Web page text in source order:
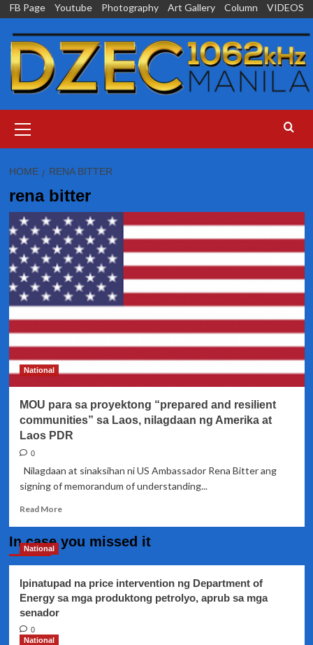
Skip
content
FB Page Youtube Photography Art Gallery Column VIDEOS
Menu
HOME RENA BITTER
rena bitter
National
MOU para sa proyektong “prepared and resilient
communities” sa Laos, nilagdaan ng Amerika at
Laos PDR
0
Nilagdaan at sinaksihan ni US Ambassador Rena Bitter ang
signing of memorandum of understanding...
Read MoreRead
MOU
proyektong
“prepared
In case you missed it
National
Ipinatupad na price intervention ng Department of
Energy sa mga produktong petrolyo, aprub sa mga
senador
0
National